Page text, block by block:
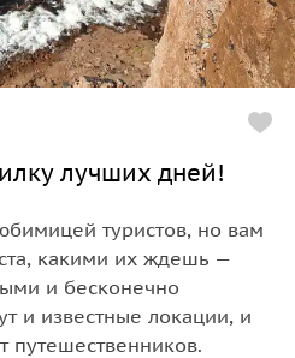
лучших дней!
туристов, но вам
какими их ждешь —
и бесконечно
и известные локации, и
путешественников.